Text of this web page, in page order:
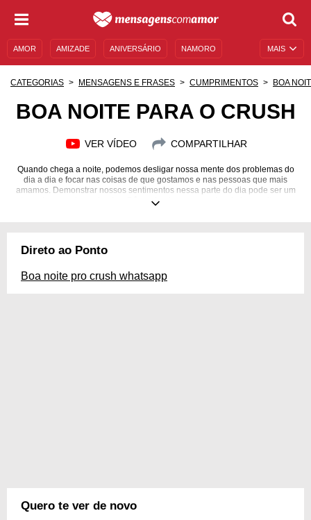
MAIS
AMOR AMIZADE ANIVERSÁRIO NAMORO
CATEGORIAS MENSAGENS E FRASES CUMPRIMENTOS BOA
BOA NOITE PARA O CRUSH
VER VÍDEO COMPARTILHAR
Quando chega a noite, podemos desligar nossa mente dos problemas do
dia a dia e focar nas coisas de que gostamos e nas pessoas que mais
amamos. Demonstrar nossos sentimentos nessa parte do dia pode ser um
ato poderoso e bem simples. Dê o primeiro passo e deseje boa-noite para
as palavras certas, é possível expor nossos sentimentos de maneira
Direto ao Ponto
Boa noite pro crush whatsapp
Quero te ver de novo